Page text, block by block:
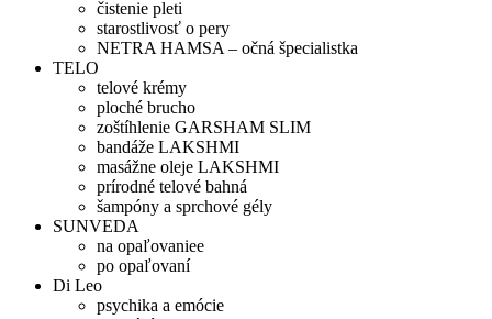
čistenie pleti
starostlivosť o pery
NETRA HAMSA – očná špecialistka
TELO
telové krémy
ploché brucho
zoštíhlenie GARSHAM SLIM
bandáže LAKSHMI
masážne oleje LAKSHMI
prírodné telové bahná
šampóny a sprchové gély
SUNVEDA
na opaľovaniee
po opaľovaní
Di Leo
psychika a emócie